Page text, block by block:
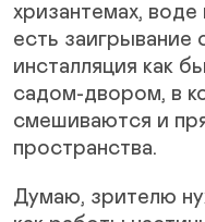
хризантемах,
есть
инсталляция как
садом-двором, в
смешиваются и
пространства.
Думаю, зрителю